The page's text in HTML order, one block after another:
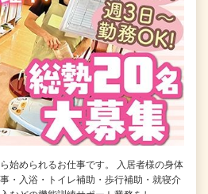
始められるお仕事です。 入居者様の身体
・入浴・トイレ補助・歩行補助・就寝介